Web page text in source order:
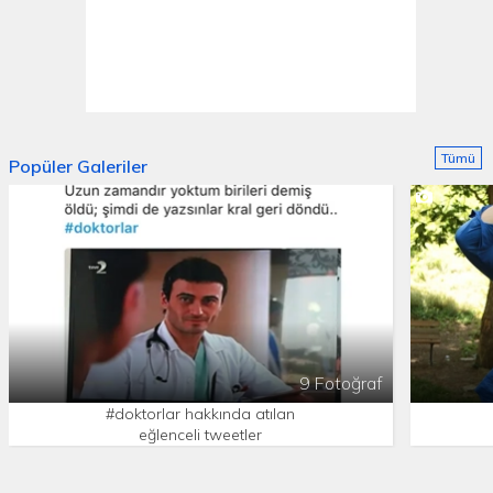
Popüler Galeriler
9 Fotoğraf
#doktorlar hakkında atılan
eğlenceli tweetler
Tümü